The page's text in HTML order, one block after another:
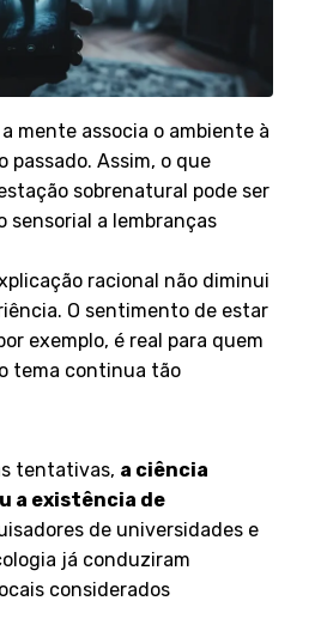
mente associa o ambiente à
passado. Assim, o que
sobrenatural pode ser
sensorial a lembranças
racional não diminui
O sentimento de estar
exemplo, é real para quem
tema continua tão
tentativas, a ciência
a existência de
de universidades e
já conduziram
considerados